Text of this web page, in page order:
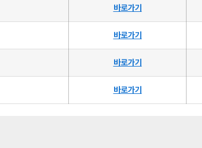
바로가기
바로가기
바로가기
바로가기